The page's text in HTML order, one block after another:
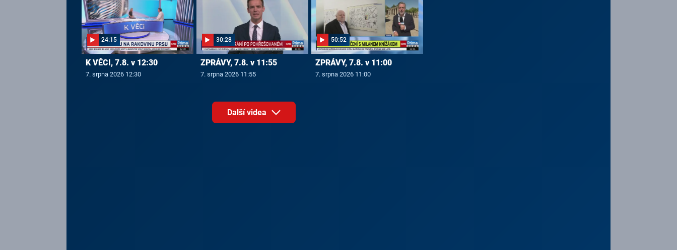
24:15
K VĚCI, 7.8. v 12:30
7. srpna 2026 12:30
30:28
ZPRÁVY, 7.8. v 11:55
7. srpna 2026 11:55
50:52
ZPRÁVY, 7.8. v 11:00
7. srpna 2026 11:00
Další videa